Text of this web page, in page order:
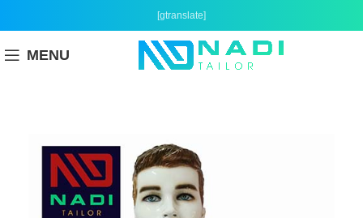
[gtranslate]
MENU